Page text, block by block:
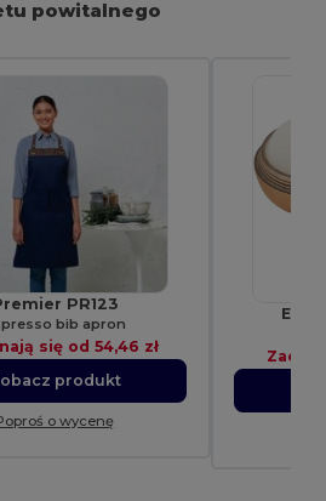
powitalnego
PR123
bib apron
się od54,46 zł
produkt
o wycenę